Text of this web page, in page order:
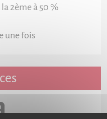
2ème à 50 %
une fois